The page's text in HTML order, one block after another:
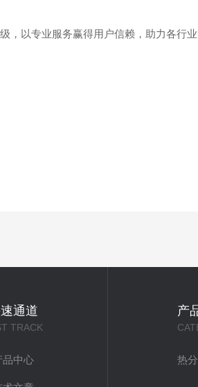
，以专业服务赢得用户信赖，助力各行
通道
TRACK
品中心
产
热